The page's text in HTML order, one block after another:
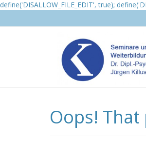
define('DISALLOW_FILE_EDIT', true);
Oops! That